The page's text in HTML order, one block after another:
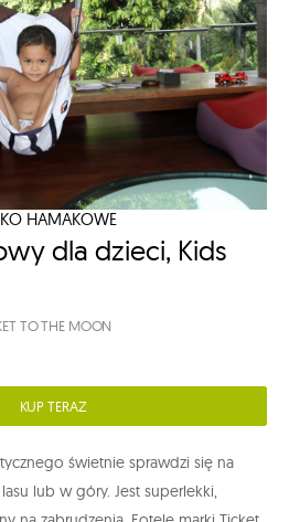
HAMAKOWE
dla dzieci, Kids
TO THE MOON
KUP TERAZ
świetnie sprawdzi się na
lub w góry. Jest superlekki,